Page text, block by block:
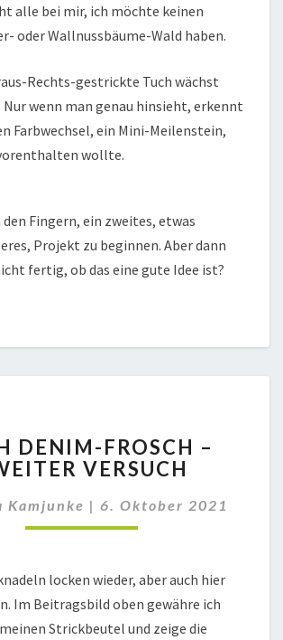
alle bei mir, ich möchte keinen
oder Wallnussbäume-Wald haben.
Rechts-gestrickte Tuch wächst
Nur wenn man genau hinsieht, erkennt
Farbwechsel, ein Mini-Meilenstein,
wollte.
Fingern, ein zweites, etwas
Projekt zu beginnen. Aber dann
fertig, ob das eine gute Idee ist?
DENIM-
FROSCH
ZWEITER
VERSUCH
DENIM-FROSCH –
VERSUCH
Kamjunke | 6. Oktober 2021
locken wieder, aber auch hier
Im Beitragsbild oben gewähre ich
Strickbeutel und zeige die